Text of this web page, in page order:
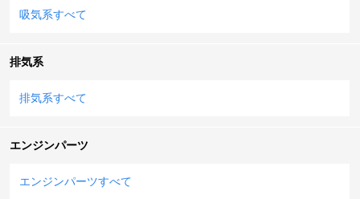
吸気系すべて
排気系
排気系すべて
エンジンパーツ
エンジンパーツすべて